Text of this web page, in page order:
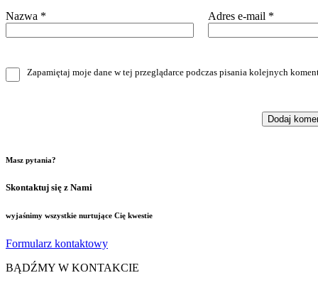
Nazwa * Adres e-mail *
Zapamiętaj moje dane w tej przeglądarce podczas pisania kolejnych
Masz pytania?
Skontaktuj się z Nami
wyjaśnimy wszystkie nurtujące Cię kwestie
Formularz kontaktowy
BĄDŹMY W KONTAKCIE